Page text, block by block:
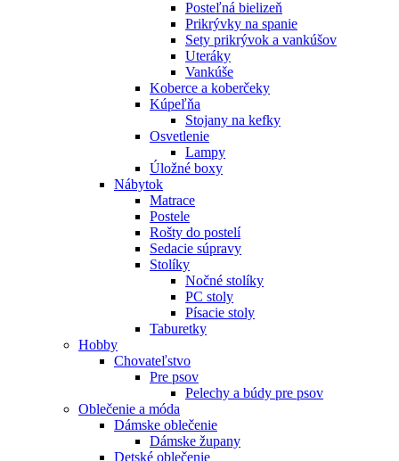
Posteľná bielizeň
Prikrývky na spanie
Sety prikrývok a vankúšov
Uteráky
Vankúše
Koberce a koberčeky
Kúpeľňa
Stojany na kefky
Osvetlenie
Lampy
Úložné boxy
Nábytok
Matrace
Postele
Rošty do postelí
Sedacie súpravy
Stolíky
Nočné stolíky
PC stoly
Písacie stoly
Taburetky
Hobby
Chovateľstvo
Pre psov
Pelechy a búdy pre psov
Oblečenie a móda
Dámske oblečenie
Dámske župany
Detské oblečenie